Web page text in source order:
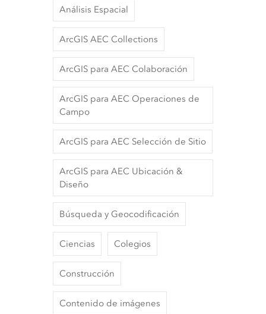
Análisis Espacial
ArcGIS AEC Collections
ArcGIS para AEC Colaboración
ArcGIS para AEC Operaciones de
Campo
ArcGIS para AEC Selección de Sitio
ArcGIS para AEC Ubicación &
Diseño
Búsqueda y Geocodificación
Ciencias Colegios
Construcción
Contenido de imágenes